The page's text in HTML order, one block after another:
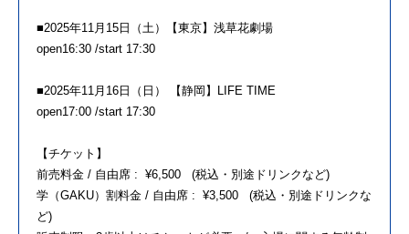
■2025年11月15日（土）【東京】浅草花劇場
open16:30 /start 17:30
■2025年11月16日（日） 【静岡】LIFE TIME
open17:00 /start 17:30
【チケット】
前売料金 / 自由席 : ¥6,500 (税込・別途ドリンクなど)
学（GAKU）割料金 / 自由席 : ¥3,500 (税込・別途ドリンクな
ど)